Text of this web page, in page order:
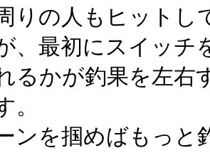
りの人もヒットし
、最初にスイッチ
るかが釣果を左右
。
ンを掴めばもっと